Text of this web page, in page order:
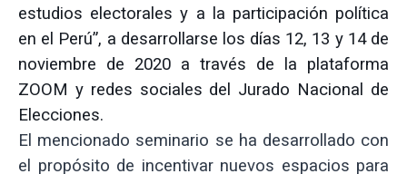
estudios electorales y a la participación política
en el Perú”, a desarrollarse los días 12, 13 y 14 de
noviembre de 2020 a través de la plataforma
ZOOM y redes sociales del Jurado Nacional de
Elecciones.
El mencionado seminario se ha desarrollado con
el propósito de incentivar nuevos espacios para